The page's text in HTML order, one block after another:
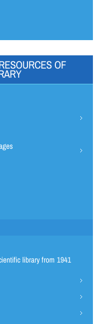
OF
library from 1941